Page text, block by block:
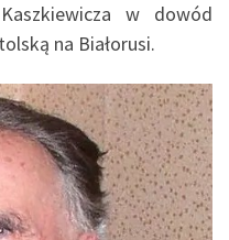
w dowód
na Białorusi.